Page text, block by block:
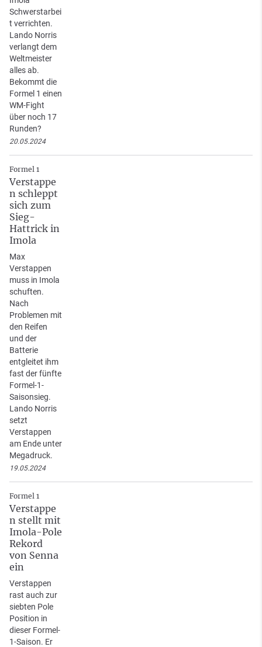
Schwerstarbei
t verrichten.
Lando Norris
verlangt dem
Weltmeister
alles ab.
Bekommt die
Formel 1 einen
WM-Fight
über noch 17
Runden?
20.05.2024
Formel 1
Verstappe
n schleppt
sich zum
Sieg-
Hattrick in
Imola
Max
Verstappen
muss in Imola
schuften.
Nach
Problemen mit
den Reifen
und der
Batterie
entgleitet ihm
fast der fünfte
Formel-1-
Saisonsieg.
Lando Norris
setzt
Verstappen
am Ende unter
Megadruck.
19.05.2024
Formel 1
Verstappe
n stellt mit
Imola-Pole
Rekord
von Senna
ein
Verstappen
rast auch zur
siebten Pole
Position in
dieser Formel-
1-Saison. Er